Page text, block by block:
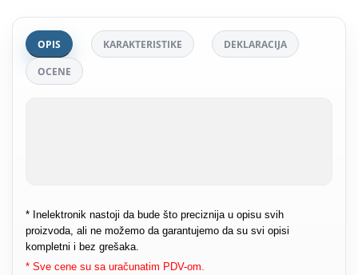
OPIS KARAKTERISTIKE DEKLARACIJA
OCENE
* Inelektronik nastoji da bude što preciznija u opisu svih
proizvoda, ali ne možemo da garantujemo da su svi opisi
kompletni i bez grešaka.
* Sve cene su sa uračunatim PDV-om.